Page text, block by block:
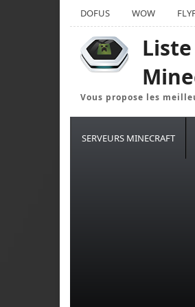
DOFUS WOW
Vous propose les
SERVEURS MINECRAFT